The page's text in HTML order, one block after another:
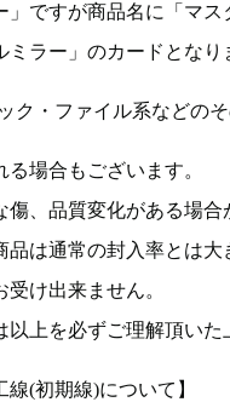
ですが商品名に「マ
ラー」のカードとなり
ク・ファイル系などの
場合もございます。
、品質変化がある場合
は通常の封入率とは大
け出来ません。
上を必ずご理解頂いた
(初期線)について】